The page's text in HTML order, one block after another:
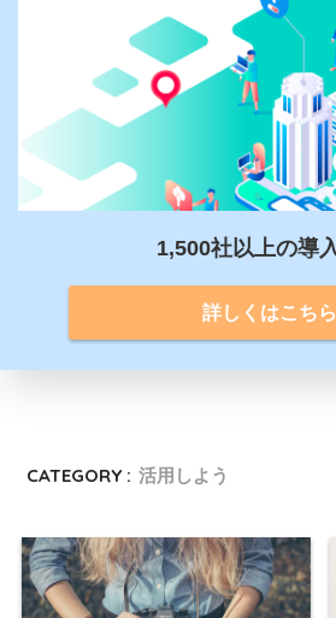
1,500社以上の導
詳しくはこちら
CATEGORY : 活用しよう